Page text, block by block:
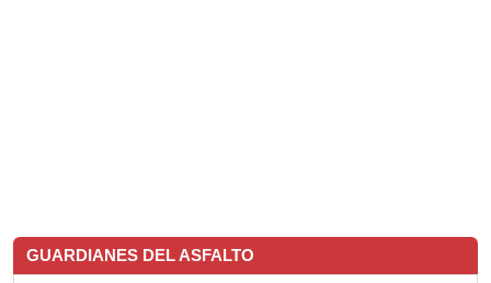
GUARDIANES DEL ASFALTO